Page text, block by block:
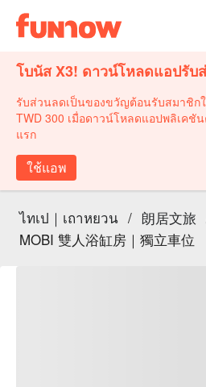
โบนัส X3! ดาวน์โหลดแอปรับ
รับส่วนลดเป็นของขวัญต้อนรับสมาชิก
TWD 300 เมื่อดาวน์โหลดแอปพลิเคชัน
แรก
ใช้แอพ
ไทเป｜เถาหยวน / 朗居文旅
MOBI 雙人浴缸房｜獨立車位